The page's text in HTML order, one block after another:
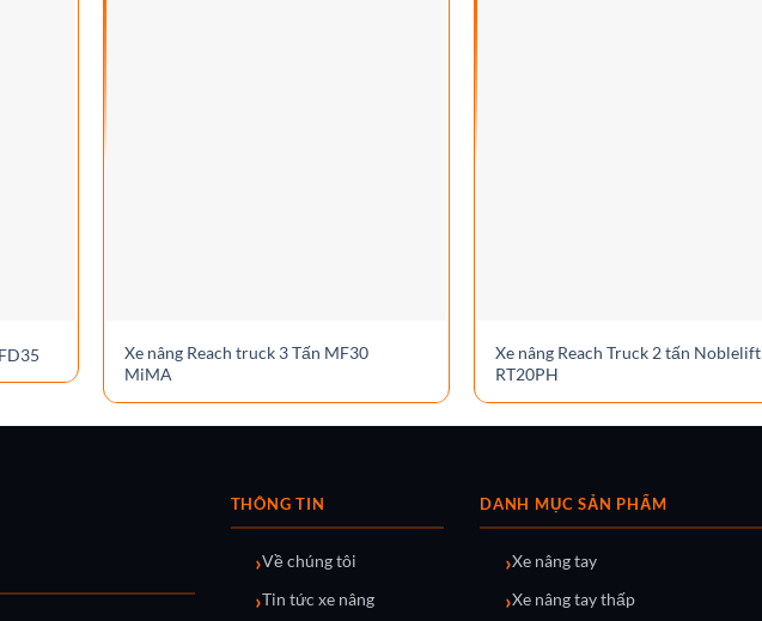
Xe nâng Reach truck 3 Tấn MF30
MiMA
Xe nâng Reach Truck 2 tấn Noblelift
RT20PH
THÔNG TIN
Về chúng tôi
Tin tức xe nâng
DANH MỤC SẢN PHẨM
Xe nâng tay
Xe nâng tay thấp